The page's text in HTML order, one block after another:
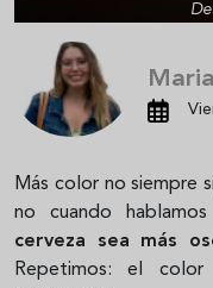
Más color no siempre
no cuando
cerveza sea más
Repetimos: el